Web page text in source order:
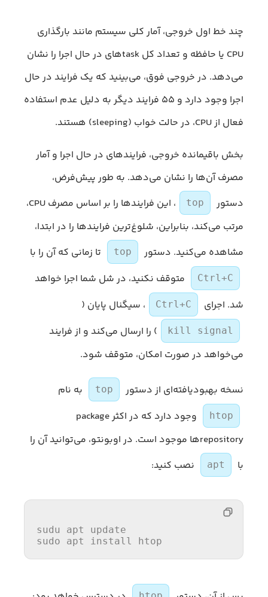
چند خط اول خروجی، آمار کلی سیستم مانند بارگذاری
CPU یا حافظه و تعداد کل taskهای در حال اجرا را نشان
می‌دهد. در خروجی فوق، می‌بینید که یک فرایند در حال
اجرا وجود دارد و ۵۵ فرایند دیگر به دلیل عدم استفاده
فعال از CPU، در حالت خواب (sleeping) هستند.
بخش باقیمانده خروجی، فرایندهای در حال اجرا و آمار
مصرف آن‌ها را نشان می‌دهد. به طور پیش‌فرض،
دستور
top
، این فرایندها را بر اساس مصرف CPU،
مرتب می‌کند، بنابراین، شلوغ‌ترین فرایندها را در ابتدا،
مشاهده می‌کنید. دستور
top تا زمانی که آن را با
Ctrl+C
متوقف نکنید، در شل شما اجرا خواهد
شد. اجرای
Ctrl+C ، سیگنال پایان (
kill signal
) را ارسال می‌کند و از فرایند
می‌خواهد در صورت امکان، متوقف شود.
نسخه بهبودیافته‌ای از دستور top به نام
htop
وجود دارد که در اکثر package
repositoryها موجود است. در اوبونتو، می‌توانید آن را
با
apt نصب کنید:
sudu apt update
sudo apt
install htop